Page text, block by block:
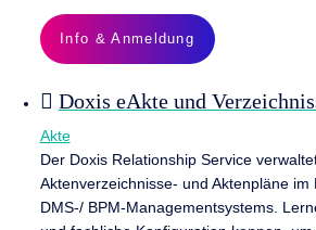
Info & Anmeldung
Doxis eAkte und
Akte
Der Doxis Relationship Service
Aktenverzeichnisse- und Aktenpläne im
DMS-/ BPM-Managementsystems.